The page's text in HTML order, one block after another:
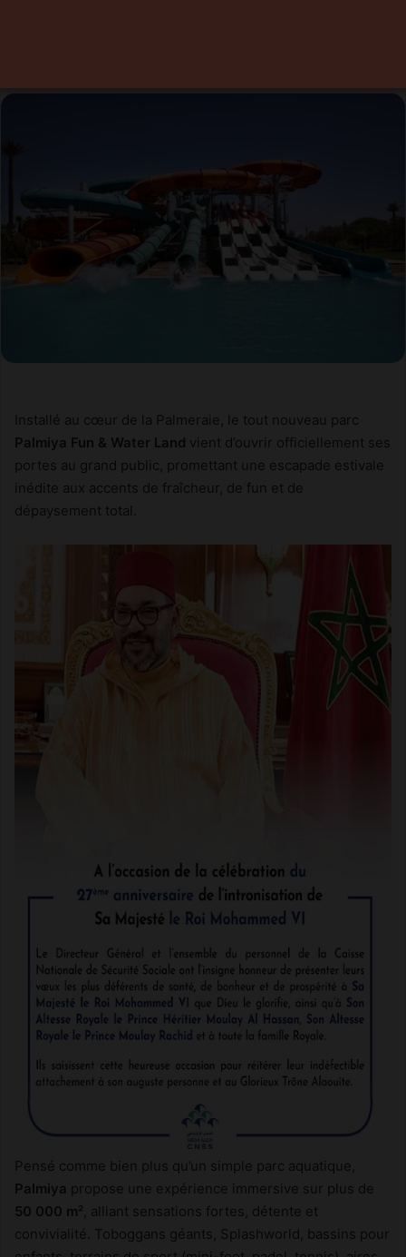
Installé au cœur de la Palmeraie, le tout nouveau parc
Palmiya Fun & Water Land vient d’ouvrir officiellement ses
portes au grand public, promettant une escapade estivale
inédite aux accents de fraîcheur, de fun et de
dépaysement total.
Pensé comme bien plus qu’un simple parc aquatique,
Palmiya propose une expérience immersive sur plus de
50 000 m² , alliant sensations fortes, détente et
convivialité. Toboggans géants, Splashworld, bassins pour